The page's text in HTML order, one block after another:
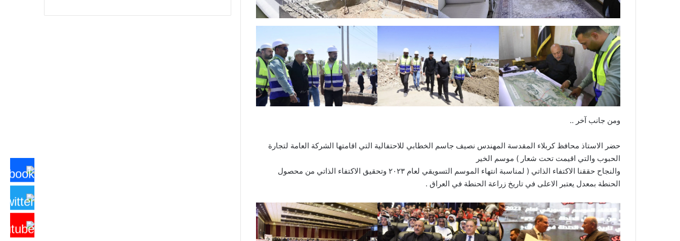
ومن جانب آخر ..
حضر الاستاذ محافظ كربلاء المقدسة المهندس نصيف جاسم الخطابي للاحتفالية التي اقامتها الشركة العامة لتجارة
الحبوب والتي اقيمت تحت شعار ) موسم الخير
والنجاح حققنا الاكتفاء الذاتي ( لمناسبة انتهاء الموسم التسويقي لعام ٢٠٢٣ وتحقيق الاكتفاء الذاتي من محصول
الحنطة بمعدل يعتبر الاعلى في تاريخ زراعة الحنطة في العراق .